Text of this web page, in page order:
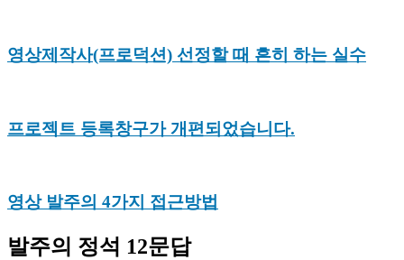
영상제작사(프로덕션) 선정할 때 흔히 하는 실수
프로젝트 등록창구가 개편되었습니다.
영상 발주의 4가지 접근방법
발주의 정석 12문답